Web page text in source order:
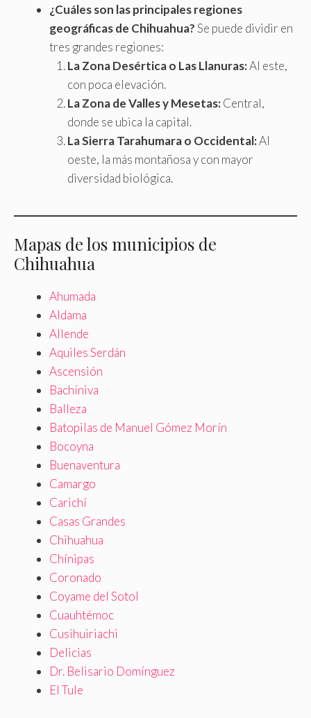
¿Cuáles son las principales regiones
geográficas de Chihuahua?Se puede dividir en
tres grandes regiones:
La Zona Desértica o Las Llanuras:Al este,
con poca elevación.
La Zona de Valles y Mesetas:Central,
donde se ubica la capital.
La Sierra Tarahumara o Occidental:Al
oeste, la más montañosa y con mayor
diversidad biológica.
Mapas de los municipios de
Chihuahua
Ahumada
Aldama
Allende
Aquiles Serdán
Ascensión
Bachíniva
Balleza
Batopilas de Manuel Gómez Morín
Bocoyna
Buenaventura
Camargo
Carichí
Casas Grandes
Chihuahua
Chínipas
Coronado
Coyame del Sotol
Cuauhtémoc
Cusihuiriachi
Delicias
Dr. Belisario Domínguez
El Tule